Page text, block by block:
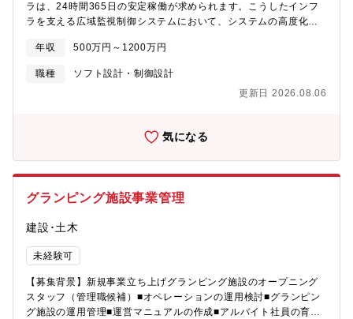
ラは、24時間365日の安定稼働が求められます。こうしたインフ
ラを支える広域監視制御システムにおいて、システムの高度化・
不可欠となっています。現在、既存システムの機能強化や次世代
インフラ対応に向け、ソフトウェア開発体制の強化を図ってお
り、新たな仲間を募集しています。【業務内容】■社会インフラ分
野における広域監視制御システムのソフトウェア設計・開発・評
に関わる業務に携わることができます。【具体的には…】システ
作業を実施。■監視制御システムに関するソフトウェア設計（基本
ーザーインタフェースや操作画面の開発■システムテスト、運用テ
部署との調整・打ち合わせ【使用言語、環境、ツール、資格等】■
開発言語C、C++、C#、Java、Python（プロジェクトにより異な
ります）■開発環境Windows / Linux仮想環境（VMware等）、リ
アルタイムOS環境■使用ツールVisual Studio、EclipseGit、
Redmineなどの構成・課題管理ツールDocker、Jenkins 等を用い
た自動化環境の構築経験があれば尚可【配属部門】■社会システム
年収 500万円～1200万円
職種
ソフト設計・制御設計
更新日 2026.08.06
気になる
グランピング施設事業管理
建設･土木
未経験可
【募集背景】新規事業立ち上げグランピング施設のオープニング
スタッフ（管理職候補）■オペレーションの運用検討■グランピン
グ施設の運用管理■運営マニュアルの作成■アルバイト社員の育